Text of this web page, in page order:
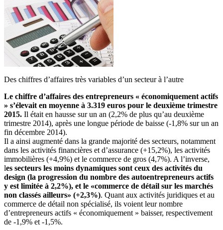
Des chiffres d’affaires très variables d’un secteur à l’autre
Le chiffre d’affaires des entrepreneurs « économiquement actifs
» s’élevait en moyenne à 3.319 euros pour le deuxième trimestre
2015. Il était en hausse sur un an (2,2% de plus qu’au deuxième
trimestre 2014), après une longue période de baisse (-1,8% sur un an
fin décembre 2014).
Il a ainsi augmenté dans la grande majorité des secteurs, notamment
dans les activités financières et d’assurance (+15,2%), les activités
immobilières (+4,9%) et le commerce de gros (4,7%). A l’inverse,
les secteurs les moins dynamiques sont ceux des activités du
design (la progression du nombre des autoentrepreneurs actifs
y est limitée à 2,2%), et le «commerce de détail sur les marchés
non classés ailleurs» (+2,3%). Quant aux activités juridiques et au
commerce de détail non spécialisé, ils voient leur nombre
d’entrepreneurs actifs « économiquement » baisser, respectivement
de -1,9% et -1,5%.